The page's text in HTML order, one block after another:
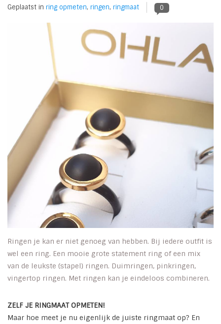
Tassen en meer
Haaraccesoires
Zonnebrillen
Fashion
ON THE BEACH
Charmin*s
Ohlala Jewels
LIFESTYLE PRODUCTEN
INSPIRATIE
SALE
Blog
Geplaatst in ring opmeten, ringen, ringmaat 0
Ringen je kan er niet genoeg van hebben. Bij iedere outfit is
wel een ring. Een mooie grote statement ring of een mix
van de leukste (stapel) ringen. Duimringen, pinkringen,
vingertop ringen. Met ringen kan je eindeloos combineren.
ZELF JE RINGMAAT OPMETEN!
Maar hoe meet je nu eigenlijk de juiste ringmaat op? En